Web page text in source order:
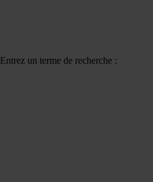
Entrez un terme de recherche :